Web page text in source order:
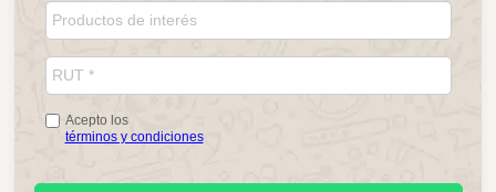
Acepto los
términos y condiciones